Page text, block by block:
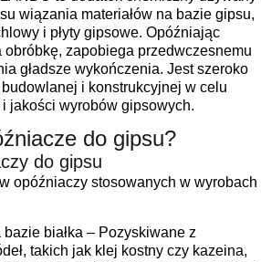
wiązania materiałów na bazie gipsu,
i płyty gipsowe. Opóźniając
obróbkę, zapobiega przedwczesnemu
gładsze wykończenia. Jest szeroko
i konstrukcyjnej w celu
jakości wyrobów gipsowych.
do gipsu?
do gipsu
opóźniaczy stosowanych w wyrobach
białka – Pozyskiwane z
takich jak klej kostny czy kazeina,